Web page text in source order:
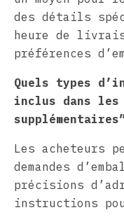
des détails
heure de
préférences
Quels types
inclus dans
Les acheteurs
demandes
précisions
instructions